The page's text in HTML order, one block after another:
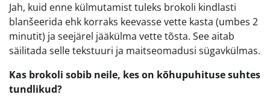
Jah, kuid enne külmutamist tuleks brokoli kindlasti
blanšeerida ehk korraks keevasse vette kasta (umbes 2
minutit) ja seejärel jääkülma vette tõsta. See aitab
säilitada selle tekstuuri ja maitseomadusi sügavkülmas.
Kas brokoli sobib neile, kes on kõhupuhituse suhtes
tundlikud?